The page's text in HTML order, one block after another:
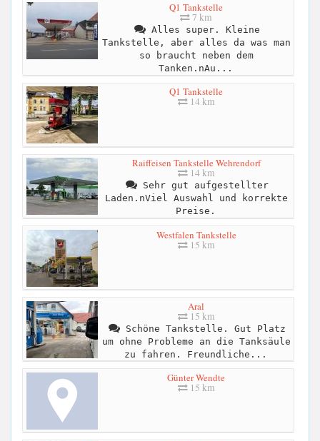
Q1 Tankstelle
7 km
Alles super. Kleine
Tankstelle, aber alles da was man
so braucht neben dem
Tanken.nAu...
Q1 Tankstelle
14 km
Raiffeisen Tankstelle Wehrendorf
14 km
Sehr gut aufgestellter
Laden.nViel Auswahl und korrekte
Preise.
Westfalen Tankstelle
15 km
Aral
15 km
Schöne Tankstelle. Gut Platz
um ohne Probleme an die Tanksäule
zu fahren. Freundliche...
Günter Wendte
15 km